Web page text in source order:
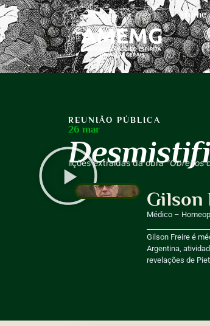
Home
REUNIÃO PÚBLICA
26 mar
lições extraídas da obra “Obreiros
Gilson
Médico –
Gilson Freire é
Argentina,
revelações de